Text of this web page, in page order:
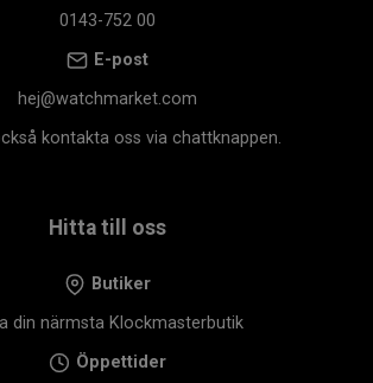
Tissot hos Klockmaster får du trygghet
är auktoriserad återförsäljare vilket
och kvalitet. Du får dessutom gratis 12
fri frakt över 1 000 kr och
0143-752 00
E-post
hej@watchmarket.com
kontakta oss via chattknappen.
Hitta till oss
Butiker
din närmsta Klockmasterbutik
Öppettider